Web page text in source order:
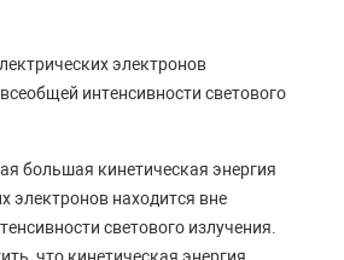
электронов
интенсивности светового
большая кинетическая энергия
электронов находится вне
светового излучения.
что кинетическая энергия